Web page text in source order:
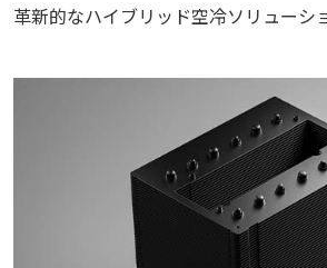
革新的なハイブリッド空冷ソリューシ